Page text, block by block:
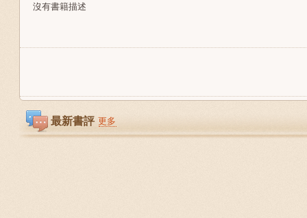
沒有書籍描述
最新書評 更多